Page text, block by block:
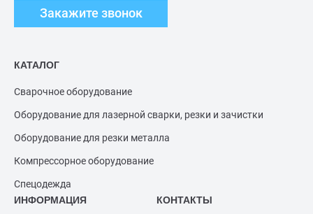
Закажите звонок
КАТАЛОГ
Сварочное оборудование
Оборудование для лазерной сварки, резки и зачистки
Оборудование для резки металла
Компрессорное оборудование
Спецодежда
ИНФОРМАЦИЯ
КОНТАКТЫ